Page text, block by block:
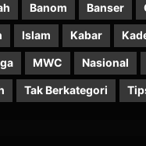
Banom Banser
Islam Kabar
MWC Nasional
Tak Berkategori